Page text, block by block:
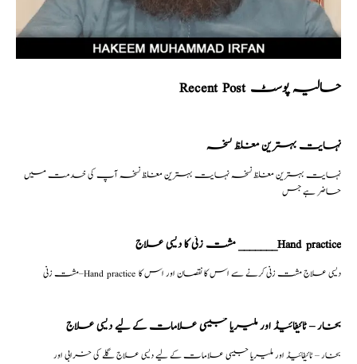
Recent Post حالیہ پوسٹ
نہایت بہترین مغلظ نسخہ
نہایت بہترین مغلظ نسخہ نہایت بہترین مغلظ نسخہ آپ کی خدمت میں
حاضر ہے جس
مشت زنی کا دیسی علاج _______Hand practice
مشت زنی–Hand practice دیسی علاج مشت زنی کرنے سے اس کا نقصان اور اس کا
بخار – ٹائیفائیڈ اور ملیریا جیسی علامات کے لیے دیسی علاج
بخار – ٹائیفائیڈ اور ملیریا جیسی علامات کے لیے دیسی علاج گلے کی خرابی اور